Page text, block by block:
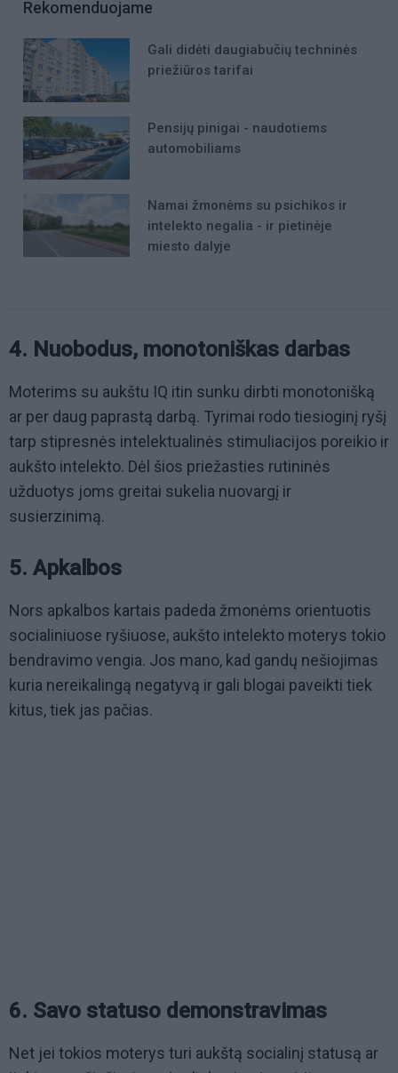
Rekomenduojame
Gali didėti daugiabučių techninės
priežiūros tarifai
Pensijų pinigai - naudotiems
automobiliams
Namai žmonėms su psichikos ir
intelekto negalia - ir pietinėje
miesto dalyje
4. Nuobodus, monotoniškas darbas
Moterims su aukštu IQ itin sunku dirbti monotonišką
ar per daug paprastą darbą. Tyrimai rodo tiesioginį ryšį
tarp stipresnės intelektualinės stimuliacijos poreikio ir
aukšto intelekto. Dėl šios priežasties rutininės
užduotys joms greitai sukelia nuovargį ir
susierzinimą.
5. Apkalbos
Nors apkalbos kartais padeda žmonėms orientuotis
socialiniuose ryšiuose, aukšto intelekto moterys tokio
bendravimo vengia. Jos mano, kad gandų nešiojimas
kuria nereikalingą negatyvą ir gali blogai paveikti tiek
kitus, tiek jas pačias.
6. Savo statuso demonstravimas
Net jei tokios moterys turi aukštą socialinį statusą ar